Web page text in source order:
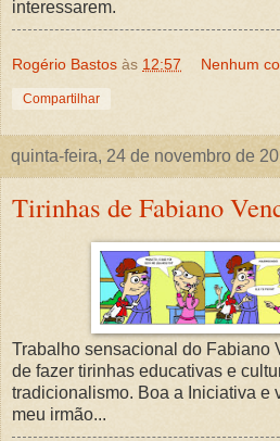
interessarem.
Rogério Bastos às 12:57 Nenhum
Compartilhar
quinta-feira, 24 de novembro de
Tirinhas de Fabiano
Trabalho sensacional do Fabiano
de fazer tirinhas educativas e
tradicionalismo. Boa a Iniciativa e
meu irmão...